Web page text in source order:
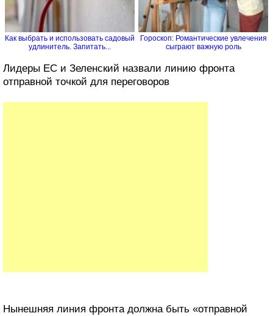
Как выбрать и использовать садовый
удлинитель. Запитать...
Гороскоп: Романтические увлечения
сыграют важную роль
Лидеры ЕС и Зеленский назвали линию фронта
отправной точкой для переговоров
Нынешняя линия фронта должна быть «отправной